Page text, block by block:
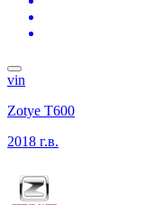
vin
Zotye T600
2018 г.в.